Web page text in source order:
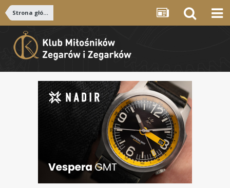
Strona główna